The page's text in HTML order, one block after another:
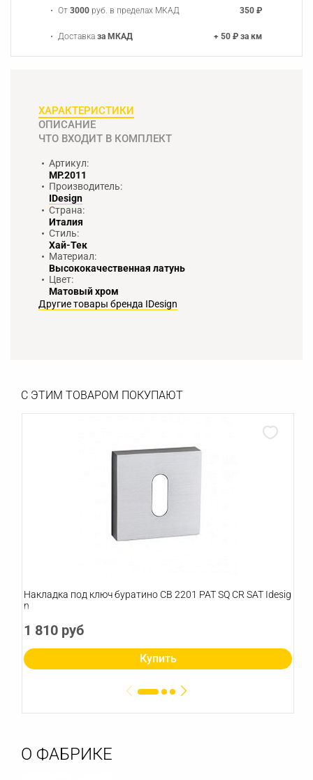
От3000 руб. в пределах МКАД 350 ₽
Доставказа МКАД + 50 ₽ за км
ХАРАКТЕРИСТИКИ
ОПИСАНИЕ
ЧТО ВХОДИТ В КОМПЛЕКТ
Артикул:
MP.2011
Производитель:
IDesign
Страна:
Италия
Стиль:
Хай-Тек
Материал:
Высококачественная латунь
Цвет:
Матовый хром
Другие товары бренда IDesign
С ЭТИМ ТОВАРОМ ПОКУПАЮТ
Накладка под ключ буратино CB 2201 PAT SQ CR SAT Idesig
n
1 810 руб
Купить
О ФАБРИКЕ